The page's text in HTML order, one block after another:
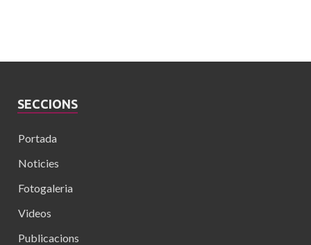
SECCIONS
Portada
Noticies
Fotogaleria
Videos
Publicacions